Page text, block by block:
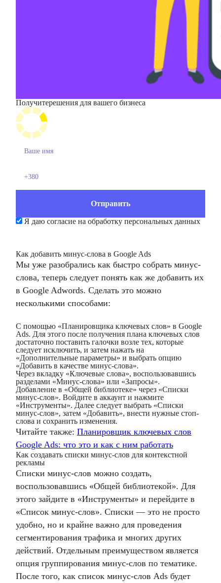
Получитерешения для вашего бизнеса
Я даю согласие на обработку персональных данных
Как добавить минус-слова в Google Ads
Мы уже разобрались как быстро собрать минус-
слова, теперь следует понять как же добавить их
в Google Adwords. Сделать это можно
несколькими способами:
С помощью «Планировщика ключевых слов» в Google
Ads. Для этого после получения плана ключевых слов
достаточно поставить галочки возле тех, которые
следует исключить, и затем нажать на
«Дополнительные параметры» и выбрать опцию
«Добавить в качестве минус-слова».
Через вкладку «Ключевые слова», воспользовавшись
разделами «Минус-слова» или «Запросы».
Добавление в «Общей библиотеке» через «Списки
минус-слов». Войдите в аккаунт и нажмите
«Инструменты». Далее следует выбрать «Списки
минус-слов», затем «Добавить», внести нужные стоп-
слова и сохранить изменения.
Читайте также: Планировщик ключевых слов
Google Ads: что это и как с ним работать
Как создавать списки минус-слов для контекстной
рекламы
Списки минус-слов можно создать,
воспользовавшись «Общей библиотекой». Для
этого зайдите в «Инструменты» и перейдите в
«Список минус-слов». Списки—это не просто
удобно, но и крайне важно для проведения
сегментирования трафика и многих других
действий. Отдельным преимуществом является
опция группирования минус-слов по тематике.
После того, как список минус-слов Ads будет